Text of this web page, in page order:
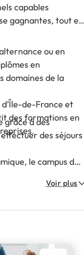
capables
gagnantes, tout en
ou en
en
domaines de la
de-France et
des formations en
grâce à des
des séjours
le campus de
talents deVoir plus